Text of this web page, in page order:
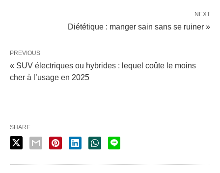
NEXT
Diététique : manger sain sans se ruiner »
PREVIOUS
« SUV électriques ou hybrides : lequel coûte le moins
cher à l’usage en 2025
SHARE